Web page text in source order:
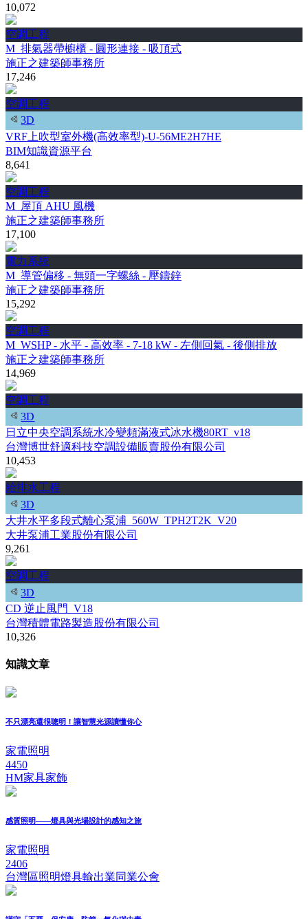
10,072
空調工程
M_排氣器帶櫥櫃 - 圓形連接 - 吸頂式
施正之建築師事務所
17,246
空調工程
3D
VRF上吹型室外機(高效率型)-U-56ME2H7HE
BIM知識資源平台
8,641
空調工程
M_屋頂 AHU 風機
施正之建築師事務所
17,100
電力系統
M_導管偏移 - 無頭一字螺絲 - 壓鑄鋅
施正之建築師事務所
15,292
空調工程
M_WSHP - 水平 - 高效率 - 7-18 kW - 左側回氣 - 後側排放
施正之建築師事務所
14,969
空調工程
3D
日立中央空調系統水冷變頻滿液式冰水機80RT_v18
台灣博世舒適科技空調設備販賣股份有限公司
10,453
給排水工程
3D
大井水平多段式離心泵浦_560W_TPH2T2K_V20
大井泵浦工業股份有限公司
9,261
空調工程
3D
CD 逆止風門_V18
台灣積體電路製造股份有限公司
10,326
知識文章
不只漂亮還很聰明！讓智慧光源讀懂你心
家電照明
4450
HM家具家飾
感質照明——燈具與光場設計的感知之旅
家電照明
2406
台灣區照明燈具輸出業同業公會